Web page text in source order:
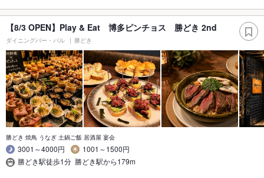
【8/3 OPEN】Play & Eat 博多ピンチョス 勝どき 2nd
ダイニングバー・バル 勝どき
勝どき 焼鳥 うなぎ 土鍋ご飯 居酒屋 宴会
3001～4000円
1001～1500円
勝どき駅徒歩1分 勝どき駅から179m